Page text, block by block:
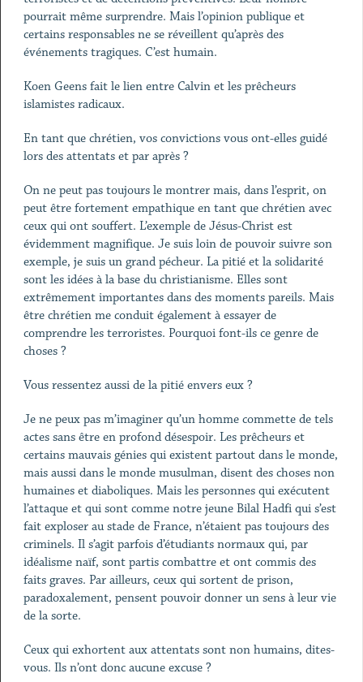
pourrait même surprendre. Mais l’opinion publique et
certains responsables ne se réveillent qu’après des
événements tragiques. C’est humain.
Koen Geens fait le lien entre Calvin et les prêcheurs
islamistes radicaux.
En tant que chrétien, vos convictions vous ont-elles guidé
lors des attentats et par après ?
On ne peut pas toujours le montrer mais, dans l’esprit, on
peut être fortement empathique en tant que chrétien avec
ceux qui ont souffert. L’exemple de Jésus-Christ est
évidemment magnifique. Je suis loin de pouvoir suivre son
exemple, je suis un grand pécheur. La pitié et la solidarité
sont les idées à la base du christianisme. Elles sont
extrêmement importantes dans des moments pareils. Mais
être chrétien me conduit également à essayer de
comprendre les terroristes. Pourquoi font-ils ce genre de
choses ?
Vous ressentez aussi de la pitié envers eux ?
Je ne peux pas m’imaginer qu’un homme commette de tels
actes sans être en profond désespoir. Les prêcheurs et
certains mauvais génies qui existent partout dans le monde,
mais aussi dans le monde musulman, disent des choses non
humaines et diaboliques. Mais les personnes qui exécutent
l’attaque et qui sont comme notre jeune Bilal Hadfi qui s’est
fait exploser au stade de France, n’étaient pas toujours des
criminels. Il s’agit parfois d’étudiants normaux qui, par
idéalisme naïf, sont partis combattre et ont commis des
faits graves. Par ailleurs, ceux qui sortent de prison,
paradoxalement, pensent pouvoir donner un sens à leur vie
de la sorte.
Ceux qui exhortent aux attentats sont non humains, dites-
vous. Ils n’ont donc aucune excuse ?